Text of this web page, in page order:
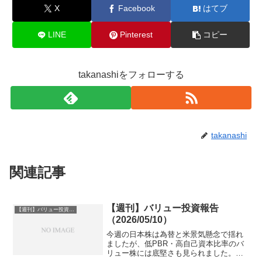
X Facebook はてブ
LINE Pinterest コピー
takanashiをフォローする
takanashi
関連記事
【週刊】バリュー投資報告
【週刊】バリュー投資報告
（2026/05/10）
今週の日本株は為替と米景気懸念で揺れ
ましたが、低PBR・高自己資本比率のバ
リュー株には底堅さも見られました。鉄